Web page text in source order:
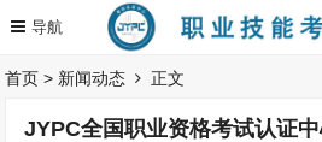
首页 > 新闻动态 正文
JYPC全国职业资格考试认证